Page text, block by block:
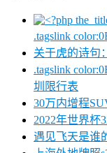
.tagslink
关于虎的诗句
.tagslink
圳限行表
30万内增程
2022年世界杯
遇见飞天是谁